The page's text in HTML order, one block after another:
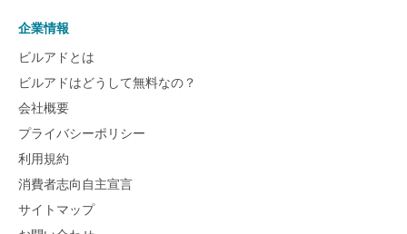
企業情報
ビルアドとは
ビルアドはどうして無料なの？
会社概要
プライバシーポリシー
利用規約
消費者志向自主宣言
サイトマップ